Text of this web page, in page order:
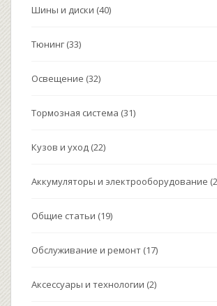
Шины и диски (40)
Тюнинг (33)
Освещение (32)
Тормозная система (31)
Кузов и уход (22)
Аккумуляторы и электрооборудование
Общие статьи (19)
Обслуживание и ремонт (17)
Аксессуары и технологии (2)